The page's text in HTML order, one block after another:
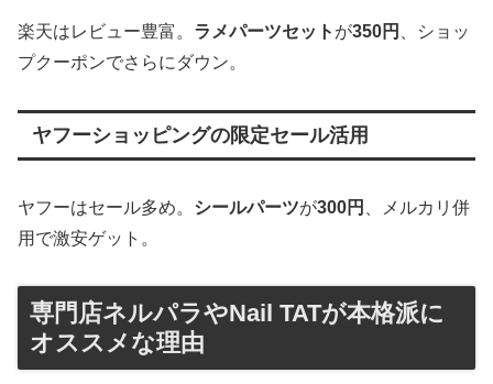
楽天はレビュー豊富。 ラメパーツセット が350円
、ショッ
プクーポンでさらにダウン。
ヤフーショッピングの限定セール活用
ヤフーはセール多め。 シールパーツが300円
、メルカリ併
用で激安ゲット。
専門店ネルパラやNail TATが本格派に
オススメな理由